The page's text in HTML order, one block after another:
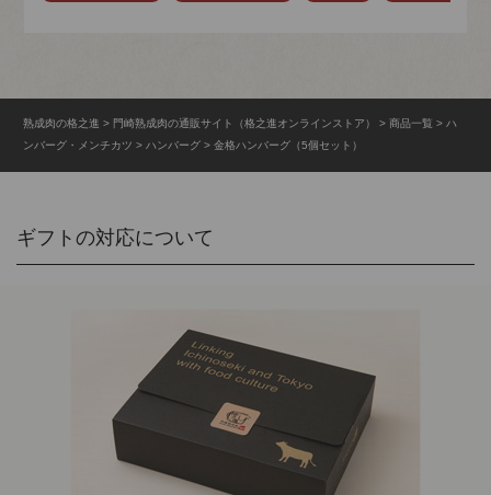
熟成肉の格之進 門崎熟成肉の通販サイト（格之進オンラインストア） 商品一覧
ハ
ンバーグ・メンチカツ
ハンバーグ 金格ハンバーグ（5個セット）
ギフトの対応について